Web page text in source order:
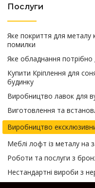
Послуги
Яке покриття для металу
помилки
Яке обладнання потрібно
Купити Кріплення для
будинку
Виробництво лавок для
Виготовлення та
Виробництво
Меблі лофт із металу на
Роботи та послуги з
Нестандартні вироби з